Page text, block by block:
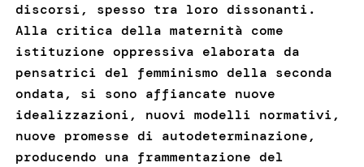
discorsi, spesso tra loro dissonanti.
Alla critica della maternità come
istituzione oppressiva elaborata da
pensatrici del femminismo della seconda
ondata, si sono affiancate nuove
idealizzazioni, nuovi modelli normativi,
nuove promesse di autodeterminazione,
producendo una frammentazione del